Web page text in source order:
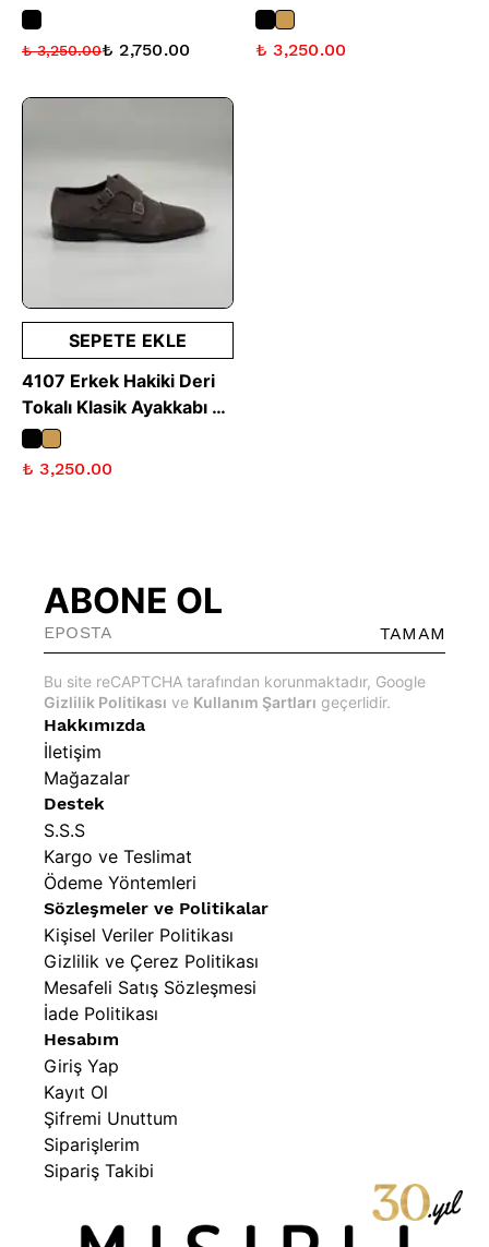
- Siyah
₺ 3,250.00₺ 2,750.00
Siyah Süet
₺ 3,250.00
SEPETE EKLE
4107 Erkek Hakiki Deri
Tokalı Klasik Ayakkabı -
Vizon Süet
₺ 3,250.00
Hakkımızda
İletişim
Mağazalar
Destek
S.S.S
Kargo ve Teslimat
Ödeme Yöntemleri
Sözleşmeler ve Politikalar
Kişisel Veriler Politikası
Gizlilik ve Çerez Politikası
Mesafeli Satış Sözleşmesi
İade Politikası
Hesabım
Giriş Yap
Kayıt Ol
Şifremi Unuttum
Siparişlerim
Sipariş Takibi
ABONE OL
TAMAM
Bu site reCAPTCHA tarafından korunmaktadır, Google
Gizlilik Politikası ve Kullanım Şartları geçerlidir.